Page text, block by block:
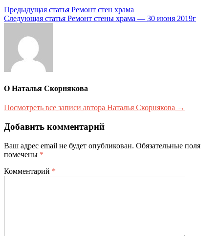
Навигация
по
записям
Предыдущая статья Ремонт стен храма
Следующая статья Ремонт стены храма — 30 июня 2019г
О Наталья Скорнякова
Посмотреть все записи автора Наталья Скорнякова →
Добавить комментарий
Ваш адрес email не будет опубликован. Обязательные поля
помечены *
Комментарий *